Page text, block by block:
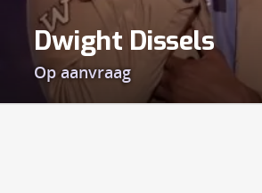
Dwight Dissels
Op aanvraag